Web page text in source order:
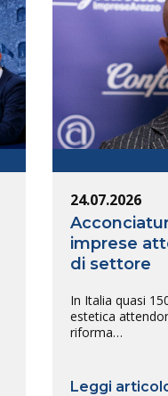
24.07.2026
imprese
di settore
In Italia quasi
estetica
riforma…
Leggi